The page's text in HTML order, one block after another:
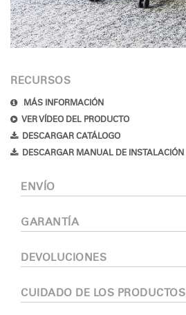
RECURSOS
MÁS INFORMACIÓN
VER VÍDEO DEL PRODUCTO
DESCARGAR CATÁLOGO
DESCARGAR MANUAL DE INSTALACIÓN
ENVÍO
GARANTÍA
DEVOLUCIONES
CUIDADO DE LOS PRODUCTOS